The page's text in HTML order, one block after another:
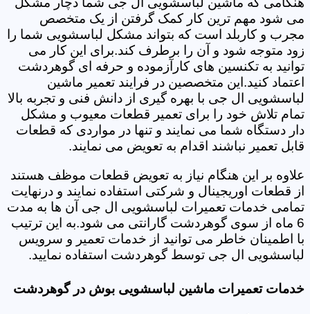
می شود مهم ترین کار کمک گرفتن از یک متخصص
مجرب و کاربلد است که بتواند مشکل لباسشویی شما را
زود متوجه شود و آن را برطرف کند.برای این کار می
توانید به تکنسین های کارآزموده و حرفه ای گوهردشت
اعتماد کنید.این متخصصین در فرایند تعمیر ماشین
لباسشویی ال جی با بهره گیری از دانش فنی و تجربه بالا
تمام تلاش خود را برای تعمیر قطعات معیوب و مشکل
دار دستگاه شما می نمایند و تنها در مواردی که قطعات
قابل تعمیر نباشند اقدام به تعویض می نمایند.
علاوه بر این هنگام نیاز به تعویض قطعات موظف هستند
از قطعات اوریجینال و شرکتی استفاده نمایند و درنهایت
تمامی خدمات تعمیرات لباسشویی ال جی آن ها به مدت
6 ماه از سوی گوهردشت گارانتی می شود.به این ترتیب
با اطمینان خاطر می توانید از خدمات تعمیر و سرویس
لباسشویی ال جی توسط گوهردشت استفاده نمایید.
خدمات تعمیرات ماشین لباسشویی بوش در گوهردشت